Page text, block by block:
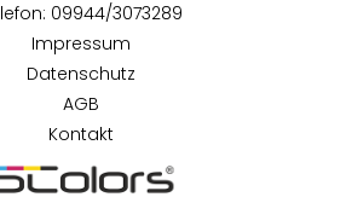
09944/3073289
Impressum
Datenschutz
AGB
Kontakt